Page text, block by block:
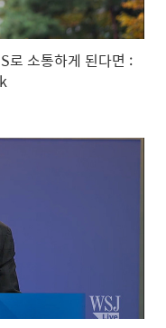
로 소통하게 된다면 :